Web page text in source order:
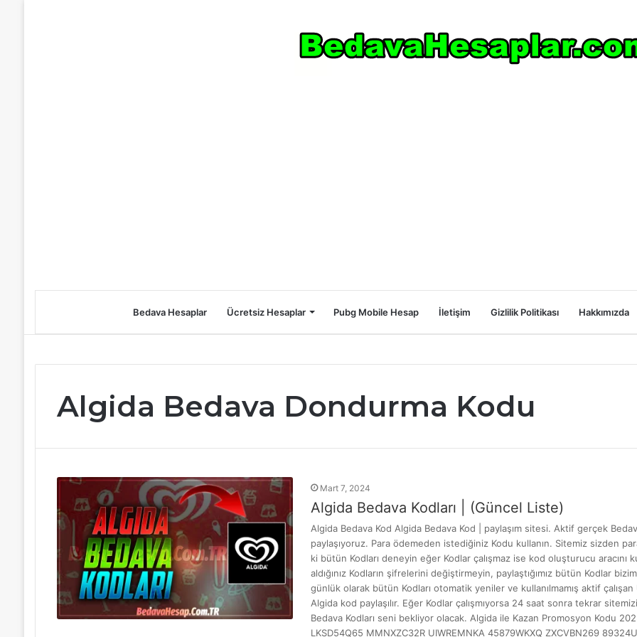
Bedava Hesaplar Ücretsiz Hesaplar Pubg Mobile Hesap İletişim Gizlilik Politikası Hakkımızda
Algida Bedava Dondurma Kodu
Mart 7, 2024
Algida Bedava Kodları | (Güncel Liste)
Algida Bedava Kod Algida Bedava Kod | paylaşım sitesi. Aktif gerçek
paylaşıyoruz. Para ödemeden istediğiniz Kodu kullanın. Sitemiz sizden
ki bütün Kodları deneyin eğer Kodlar çalışmaz ise kod oluşturucu aracını
aldığınız Kodların şifrelerini değiştirmeyin, paylaştığımız bütün Kodlar
günlük olarak bütün Kodları otomatik yeniler ve kullanılmamış aktif
Algida kod paylaşılır. Eğer Kodlar çalışmıyorsa 24 saat sonra tekrar
Bedava Kodları seni bekliyor olacak. Algida ile Kazan Promosyon Kodu
LKSD54Q65 MMNXZC32R UIWREMNKA 45879WKXQ ZXCVBN269